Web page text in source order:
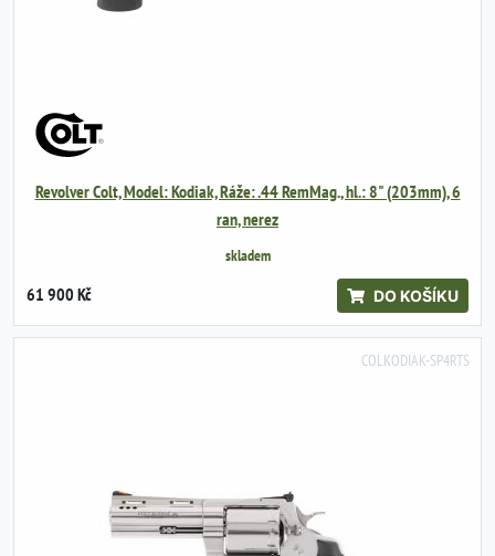
Revolver Colt, Model: Kodiak, Ráže: .44 RemMag., hl.: 8" (203mm), 6
ran, nerez
skladem
61 900 Kč DO KOŠÍKU
COLKODIAK-SP4RTS